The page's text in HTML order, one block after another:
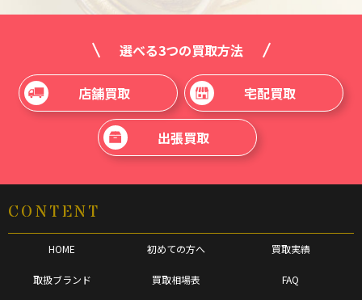
選べる3つの買取方法
店舗買取 宅配買取
出張買取
CONTENT
HOME 初めての方へ 買取実績
取扱ブランド 買取相場表 FAQ